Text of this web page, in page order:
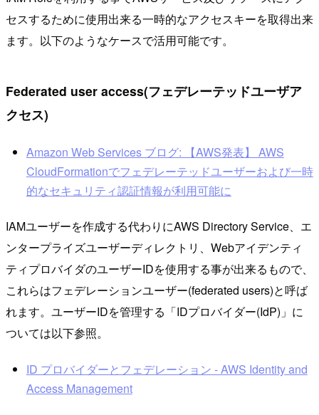
セスするために使用出来る一時的なアクセスキーを取得出来
ます。以下のようなケースで活用可能です。
Federated user access(フェデレーテッドユーザア
クセス)
Amazon Web Services ブログ: 【AWS発表】 AWS
CloudFormationでフェデレーテッドユーザーおよび一時
的なセキュリティ認証情報が利用可能に
IAMユーザーを作成する代わりにAWS Directory Service、エ
ンタープライズユーザーディレクトリ、Webアイデンティ
ティプロバイダのユーザーIDを使用する事が出来るもので、
これらはフェデレーションユーザー(federated users)と呼ば
れます。ユーザーIDを管理する「IDプロバイダー(IdP)」に
ついては以下参照。
ID プロバイダーとフェデレーション - AWS Identity and
Access Management